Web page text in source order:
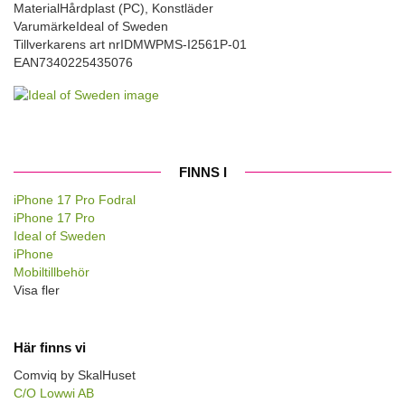
MaterialHårdplast (PC), Konstläder
VarumärkeIdeal of Sweden
Tillverkarens art nrIDMWPMS-I2561P-01
EAN7340225435076
FINNS I
iPhone 17 Pro Fodral
iPhone 17 Pro
Ideal of Sweden
iPhone
Mobiltillbehör
Visa fler
Här finns vi
Comviq by SkalHuset
C/O Lowwi AB